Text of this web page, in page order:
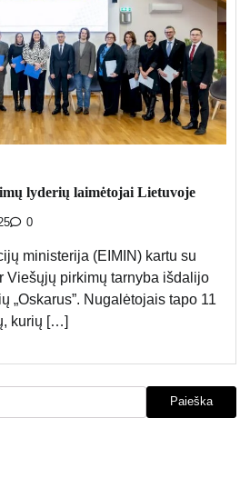
lyderių laimėtojai Lietuvoje
0
ministerija (EIMIN) kartu su
Viešųjų pirkimų tarnyba išdalijo
„Oskarus”. Nugalėtojais tapo 11
kurių […]
Paieška